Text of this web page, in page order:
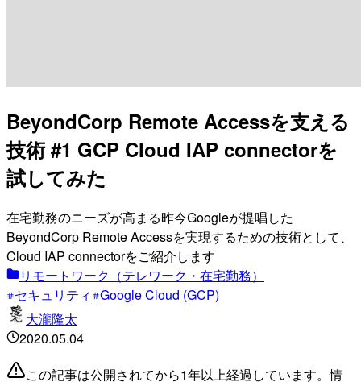
BeyondCorp Remote Accessを支える
技術 #1 GCP Cloud IAP connectorを
試してみた
在宅勤務のニーズが高まる昨今Googleが提唱した
BeyondCorp Remote Accessを実現するための技術として、
Cloud IAP connectorをご紹介します
リモートワーク（テレワーク・在宅勤務）
セキュリティ Google Cloud (GCP)
大瀧隆太
2020.05.04
この記事は公開されてから1年以上経過しています。情